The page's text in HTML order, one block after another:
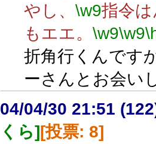
やし、 \w9指令
もエエ。 \w9\w9
折角行くんです
ーさんとお会い
04/04/30 21:51
くら][投票: 8]